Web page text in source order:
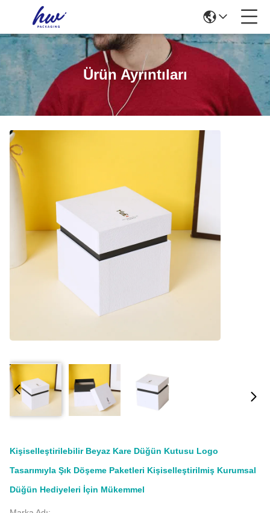
Ürün Ayrıntıları
Kişiselleştirilebilir Beyaz Kare Düğün Kutusu Logo
Tasarımıyla Şık Döşeme Paketleri Kişiselleştirilmiş Kurumsal
Düğün Hediyeleri İçin Mükemmel